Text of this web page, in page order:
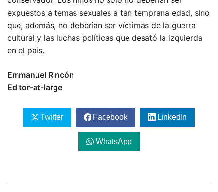
expuestos a temas sexuales a tan temprana edad, sino
que, además, no deberían ser víctimas de la guerra
cultural y las luchas políticas que desató la izquierda
en el país.
Emmanuel Rincón
Editor-at-large
Twitter Facebook LinkedIn
WhatsApp